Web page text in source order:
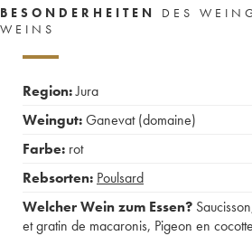
BESONDERHEITEN
DES
WEINS
Region:Jura
Weingut:Ganevat (domaine)
Farbe: rot
Rebsorten: Poulsard
Welcher Wein zum Essen? Saucisson
et gratin de macaronis, Pigeon en